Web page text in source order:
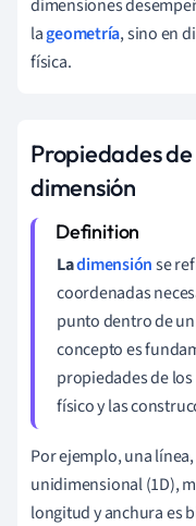
dimensiones
lageometría, sino en
física.
Propiedades
dimensión
Ladimensiónse
coordenadas
punto dentro de
concepto es
propiedades de
físico y las
Por ejemplo, una
unidimensional (1D),
longitud y anchura es